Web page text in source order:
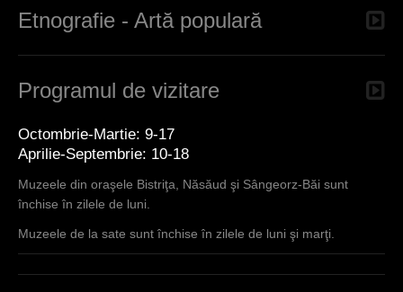
e
r
Etnografie - Artă populară
Programul de vizitare
Octombrie-Martie: 9-17
Aprilie-Septembrie: 10-18
Muzeele din oraşele Bistriţa, Năsăud şi Sângeorz-Băi sunt
închise în zilele de luni.
Muzeele de la sate sunt închise în zilele de luni şi marţi.